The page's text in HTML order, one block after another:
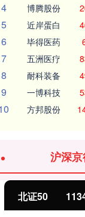
4 博腾股份
5 近岸蛋白
6 毕得医药
7 五洲医疗
8 耐科装备
9 一博科技
方邦股份
沪深
北证50